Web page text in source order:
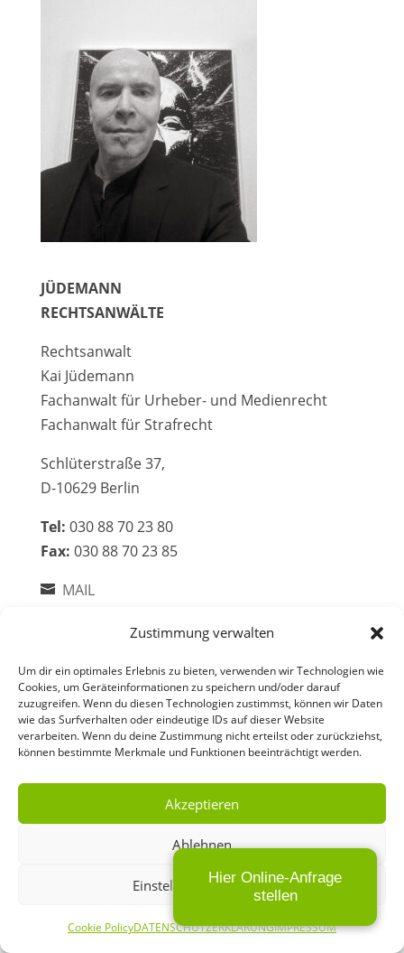
Zustimmung verwalten
Um dir ein optimales Erlebnis zu bieten, verwenden wir Technologien wie
Cookies, um Geräteinformationen zu speichern und/oder darauf
zuzugreifen. Wenn du diesen Technologien zustimmst, können wir Daten
wie das Surfverhalten oder eindeutige IDs auf dieser Website
verarbeiten. Wenn du deine Zustimmung nicht erteilst oder zurückziehst,
können bestimmte Merkmale und Funktionen beeinträchtigt werden.
Akzeptieren
Ablehnen
Einstellungen ansehen
Cookie PolicyDATENSCHUTZERKLÄRUNGIMPRESSUM
JÜDEMANN
RECHTSANWÄLTE
Rechtsanwalt
Kai Jüdemann
Fachanwalt für Urheber- und Medienrecht
Fachanwalt für Strafrecht
Schlüterstraße 37,
D-10629 Berlin
Tel: 030 88 70 23 80
Fax: 030 88 70 23 85
MAIL
RECHTSGEBIETE
Urheberrecht
Medienrecht
Strafrecht
IT-Recht
Wettbewerbsrecht
Datenschutzrecht
Hier Online-Anfrage
stellen